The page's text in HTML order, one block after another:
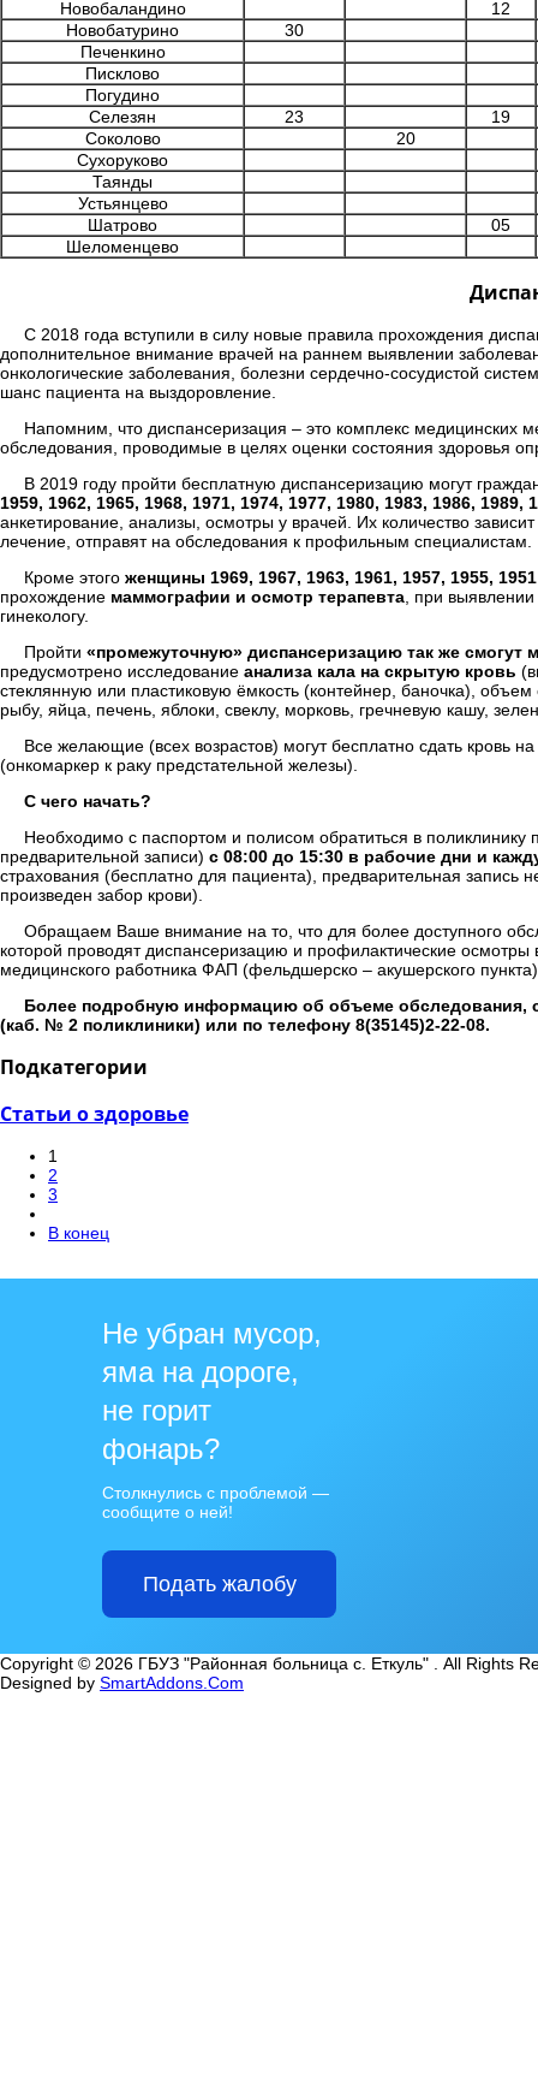
Новобаландино
12
Новобатурино
30
Печенкино
Писклово
Погудино
Селезян
23
19
Соколово
20
Сухоруково
Таянды
Устьянцево
Шатрово
05
Шеломенцево
С 2018 года вступили в силу новые правила прохождения
дополнительное внимание врачей на раннем выявлении
онкологические заболевания, болезни сердечно-сосудистой
шанс пациента на выздоровление.
Напомним, что диспансеризация – это комплекс
обследования, проводимые в целях оценки состояния здоровья
В 2019 году пройти бесплатную диспансеризацию могут
1959, 1962, 1965, 1968, 1971, 1974, 1977, 1980, 1983, 1986, 1989,
анкетирование, анализы, осмотры у врачей. Их количество
лечение, отправят на обследования к профильным специалистам.
Кроме этого женщины 1969, 1967, 1963, 1961, 1957, 1955, 1951
прохождение маммографии и осмотр терапевта , при
гинекологу.
Пройти «промежуточную» диспансеризацию так же смогут
предусмотрено исследование анализа кала на скрытую кровь
стеклянную или пластиковую ёмкость (контейнер, баночка),
рыбу, яйца, печень, яблоки, свеклу, морковь, гречневую кашу,
Все желающие (всех возрастов) могут бесплатно сдать
(онкомаркер к раку предстательной железы).
С чего начать?
Необходимо с паспортом и полисом обратиться в поликлинику
предварительной записи) с 08:00 до 15:30 в рабочие дни и
страхования (бесплатно для пациента), предварительная
произведен забор крови).
Обращаем Ваше внимание на то, что для более доступного
которой проводят диспансеризацию и профилактические
медицинского работника ФАП (фельдшерско – акушерского
Более подробную информацию об объеме обследования,
(каб. № 2 поликлиники) или по телефону 8(35145)2-22-08.
Подкатегории
Статьи о здоровье
1
2
3
В конец
Не убран мусор,
яма на дороге,
не горит
фонарь?
Столкнулись с проблемой —
сообщите о ней!
Подать жалобу
Copyright © 2026 ГБУЗ "Районная больница с. Еткуль" . All Rights
Designed by SmartAddons.Com